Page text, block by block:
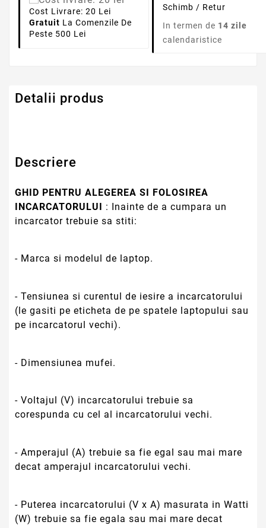
Cost Livrare: 20 Lei
Gratuit La Comenzile De
Peste 500 Lei
Schimb / Retur
In termen de 14 zile
calendaristice
Detalii produs
Descriere
GHID PENTRU ALEGEREA SI FOLOSIREA
INCARCATORULUI : Inainte de a cumpara un
incarcator trebuie sa stiti:
- Marca si modelul de laptop.
- Tensiunea si curentul de iesire a incarcatorului
(le gasiti pe eticheta de pe spatele laptopului sau
pe incarcatorul vechi).
- Dimensiunea mufei.
- Voltajul (V) incarcatorului trebuie sa
corespunda cu cel al incarcatorului vechi.
- Amperajul (A) trebuie sa fie egal sau mai mare
decat amperajul incarcatorului vechi.
- Puterea incarcatorului (V x A) masurata in Watti
(W) trebuie sa fie egala sau mai mare decat